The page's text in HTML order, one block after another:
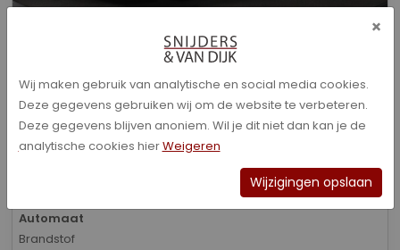
Audi A3 - Sportback 40 TFSI e Advanced edition
Bouwjaar
01-2026
Kilometerstand
Automaat
Brandstof
×
Wij maken gebruik van analytische en social media cookies.
Deze gegevens gebruiken wij om de website te verbeteren.
Deze gegevens blijven anoniem. Wil je dit niet dan kan je de
analytische cookies hierWeigeren
Wijzigingen opslaan